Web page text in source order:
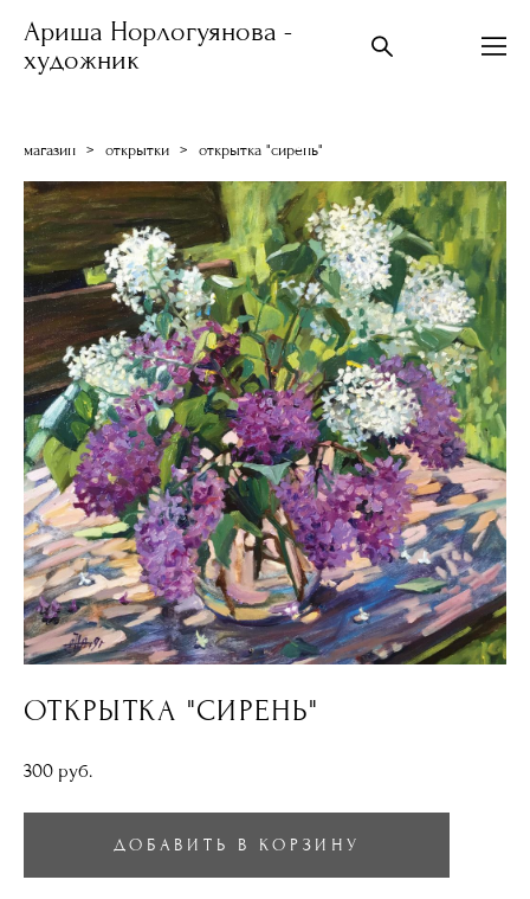
Ариша Норлогуянова -
художник
магазин > открытки > открытка "сирень"
ОТКРЫТКА "СИРЕНЬ"
300 pуб.
ДОБАВИТЬ В КОРЗИНУ